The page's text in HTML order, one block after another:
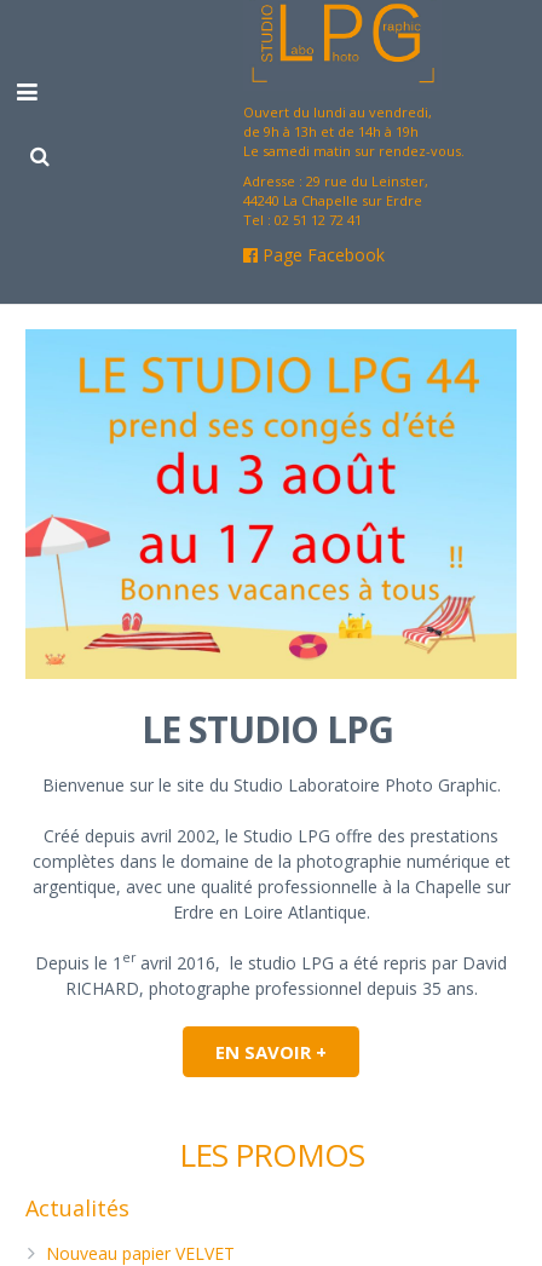
Prestations
Le Studio LPG 44
Contact
Ouvert du lundi au vendredi,
de 9h à 13h et de 14h à 19h
Le samedi matin sur rendez-vous.
Adresse : 29 rue du Leinster,
44240 La Chapelle sur Erdre
Tel : 02 51 12 72 41
Page Facebook
LE STUDIO LPG
Bienvenue sur le site du Studio Laboratoire Photo Graphic.
Créé depuis avril 2002, le Studio LPG offre des prestations
complètes dans le domaine de la photographie numérique et
argentique, avec une qualité professionnelle à la Chapelle sur
Erdre en Loire Atlantique.
Depuis le 1 eravril 2016, le studio LPG a été repris par David
RICHARD, photographe professionnel depuis 35 ans.
EN SAVOIR +
LES PROMOS
Actualités
Nouveau papier VELVET